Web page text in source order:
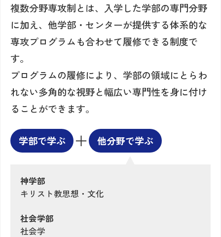
複数分野専攻制とは、入学した学部の専門分野
に加え、他学部・センターが提供する体系的な
専攻プログラムも合わせて履修できる制度で
す。
プログラムの履修により、学部の領域にとらわ
れない多角的な視野と幅広い専門性を身に付け
ることができます。
学部で学ぶ 他分野で学ぶ
神学部
キリスト教思想・文化
社会学部
社会学